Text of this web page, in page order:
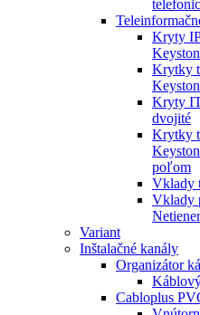
Kryty
Krytky
Kryty
dvojité
Krytky
poľom
Vklady
Vklady
Variant
Inštalačné kanály
Organizátor
Cabloplus